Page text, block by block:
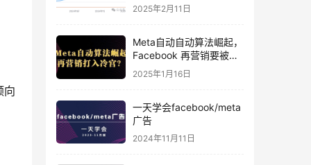
向
2025年2月11日
Meta自动自动算法崛起，
Facebook 再营销要被打
入冷宫？
2025年1月16日
一天学会facebook/meta
广告
2024年11月11日